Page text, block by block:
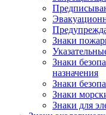
Знаки
Знаки
назначения
Знаки
Знаки
Знаки для